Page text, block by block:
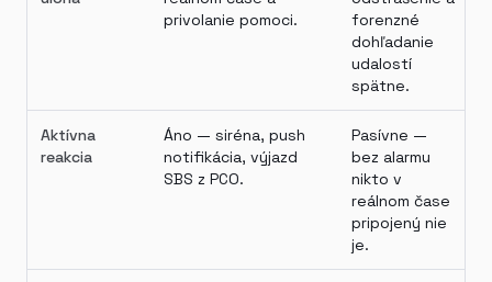
privolanie pomoci.
forenzné
dohľadanie
udalostí
spätne.
Aktívna
reakcia
Áno — siréna, push
notifikácia, výjazd
SBS z PCO.
Pasívne —
bez alarmu
nikto v
reálnom čase
pripojený nie
je.